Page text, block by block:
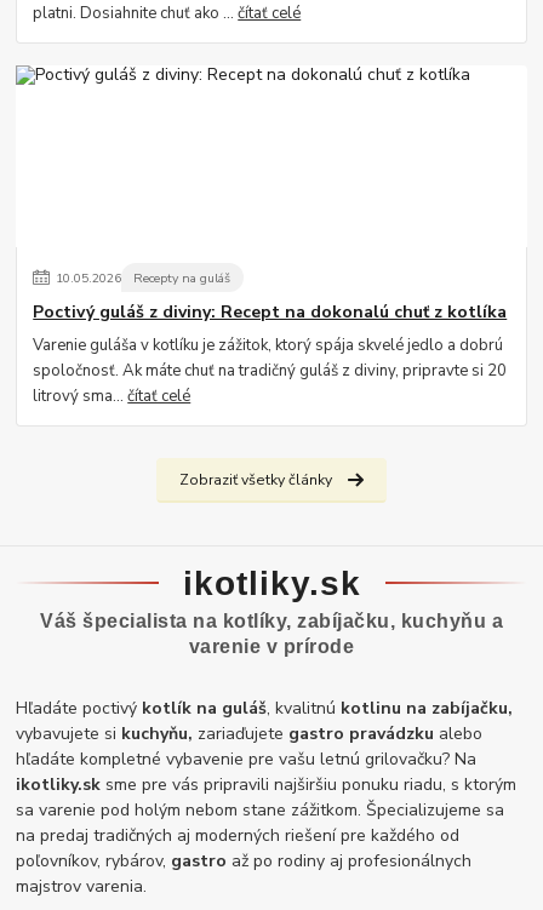
platni. Dosiahnite chuť ako ...čítať celé
10.05.2026 Recepty na guláš
Poctivý guláš z diviny: Recept na dokonalú chuť z kotlíka
Varenie guláša v kotlíku je zážitok, ktorý spája skvelé jedlo a dobrú
spoločnosť. Ak máte chuť na tradičný guláš z diviny, pripravte si 20
litrový sma...čítať celé
Zobraziť všetky články
ikotliky.sk
Váš špecialista na kotlíky, zabíjačku, kuchyňu a
varenie v prírode
Hľadáte poctivý kotlík na guláš, kvalitnú kotlinu na zabíjačku,
vybavujete si kuchyňu, zariaďujete gastro pravádzku alebo
hľadáte kompletné vybavenie pre vašu letnú grilovačku? Na
ikotliky.sk sme pre vás pripravili najširšiu ponuku riadu, s ktorým
sa varenie pod holým nebom stane zážitkom. Špecializujeme sa
na predaj tradičných aj moderných riešení pre každého od
poľovníkov, rybárov, gastro až po rodiny aj profesionálnych
majstrov varenia.